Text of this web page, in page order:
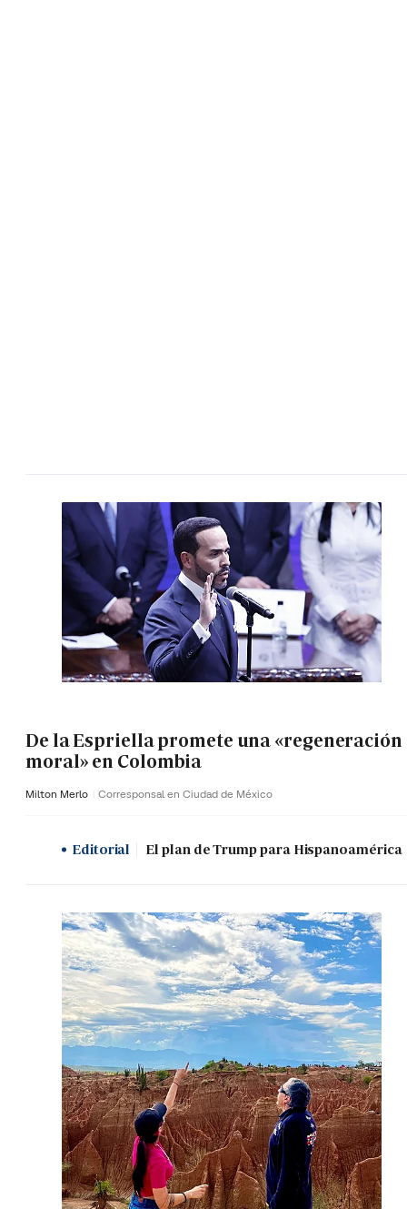
De la Espriella promete una «regeneración
moral» en Colombia
Milton Merlo Corresponsal en Ciudad de México
Editorial El plan de Trump para Hispanoamérica